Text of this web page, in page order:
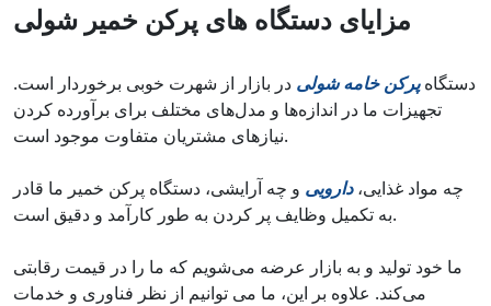
مزایای دستگاه های پرکن خمیر شولی
دستگاهپرکن خامه شولی در بازار از شهرت خوبی برخوردار است.
تجهیزات ما در اندازه‌ها و مدل‌های مختلف برای برآورده کردن
نیازهای مشتریان متفاوت موجود است.
چه مواد غذایی،دارویی و چه آرایشی، دستگاه پرکن خمیر ما قادر
به تکمیل وظایف پر کردن به طور کارآمد و دقیق است.
ما خود تولید و به بازار عرضه می‌شویم که ما را در قیمت رقابتی
می‌کند. علاوه بر این، ما می توانیم از نظر فناوری و خدمات